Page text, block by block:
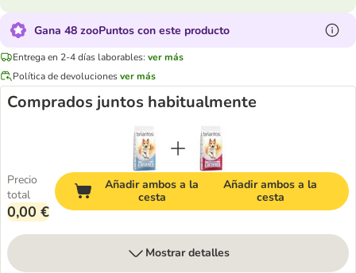
Gana 48 zooPuntos con este producto
Entrega en 2-4 días laborables: ver más
Política de devolucionesver más
Comprados juntos habitualmente
Precio
total
0,00 €
Añadir ambos a la
cesta
Añadir ambos a la
cesta
Mostrar detalles